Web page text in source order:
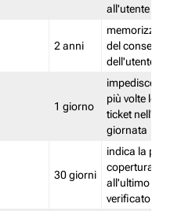
all'utente
2 anni
memorizza
del
dell'utente
1 giorno
impedisce di
più volte lo
ticket
giornata
30 giorni
indica la
copertura
all'ultimo
verificato